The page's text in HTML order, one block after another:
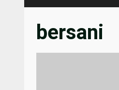
bersani